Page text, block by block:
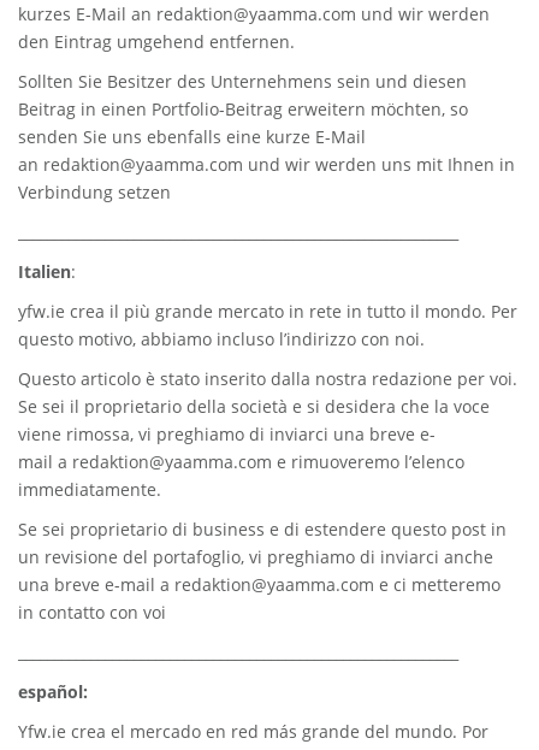
kurzes E-Mail an redaktion@yaamma.com und wir werden
den Eintrag umgehend entfernen.
Sollten Sie Besitzer des Unternehmens sein und diesen
Beitrag in einen Portfolio-Beitrag erweitern möchten, so
senden Sie uns ebenfalls eine kurze E-Mail
an redaktion@yaamma.com und wir werden uns mit Ihnen in
Verbindung setzen
Italien:
yfw.ie crea il più grande mercato in rete in tutto il mondo. Per
questo motivo, abbiamo incluso l’indirizzo con noi.
Questo articolo è stato inserito dalla nostra redazione per voi.
Se sei il proprietario della società e si desidera che la voce
viene rimossa, vi preghiamo di inviarci una breve e-
mail a redaktion@yaamma.com e rimuoveremo l’elenco
immediatamente.
Se sei proprietario di business e di estendere questo post in
un revisione del portafoglio, vi preghiamo di inviarci anche
una breve e-mail a redaktion@yaamma.com e ci metteremo
in contatto con voi
español:
Yfw.ie crea el mercado en red más grande del mundo. Por